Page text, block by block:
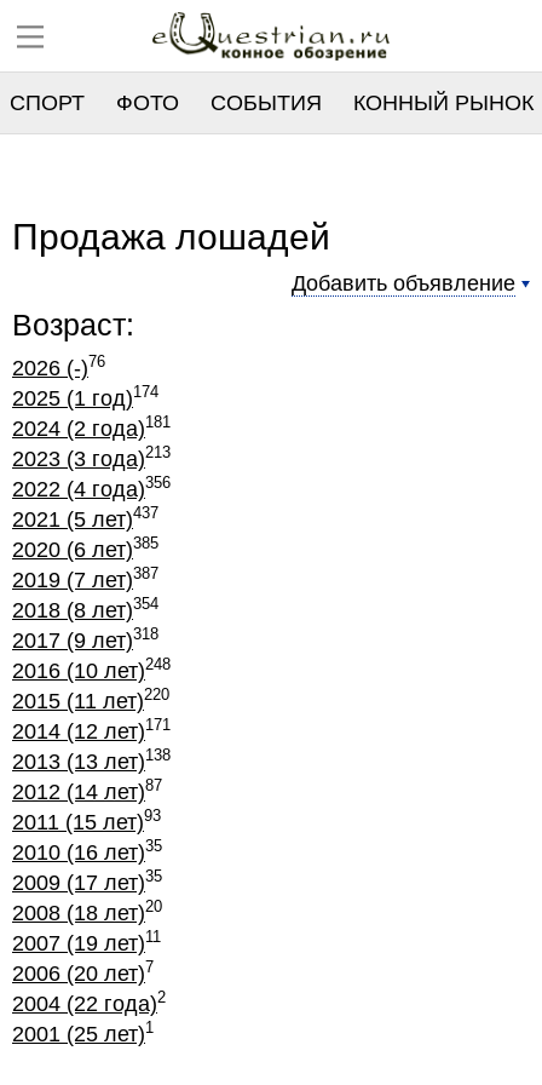
СПОРТ ФОТО СОБЫТИЯ КОННЫЙ РЫНОК
Продажа лошадей
Добавить объявление
Возраст:
2026 (-) 76
2025 (1 год)174
2024 (2 года)181
2023 (3 года)213
2022 (4 года)356
2021 (5 лет)437
2020 (6 лет)385
2019 (7 лет)387
2018 (8 лет)354
2017 (9 лет)318
2016 (10 лет)248
2015 (11 лет)220
2014 (12 лет)171
2013 (13 лет)138
2012 (14 лет)87
2011 (15 лет)93
2010 (16 лет)35
2009 (17 лет)35
2008 (18 лет)20
2007 (19 лет)11
2006 (20 лет) 7
2004 (22 года)2
2001 (25 лет)1